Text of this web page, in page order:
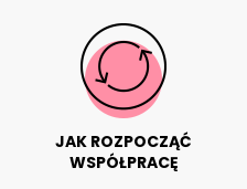
JAK ROZPOCZĄĆ
WSPÓŁPRACĘ